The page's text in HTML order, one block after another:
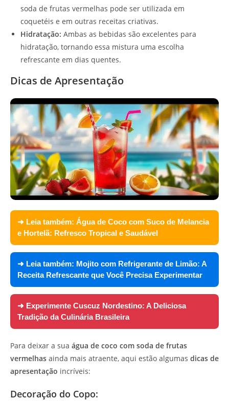
soda de frutas vermelhas pode ser utilizada em
coquetéis e em outras receitas criativas.
Hidratação: Ambas as bebidas são excelentes para
hidratação, tornando essa mistura uma escolha
refrescante em dias quentes.
Dicas de Apresentação
➜ Leia também: Água de Coco com Suco de Melancia
e Hortelã: Refresco Tropical e Saudável
➜ Leia também: Mojito com Refrigerante de Limão: A
Receita Refrescante que Você Precisa Experimentar
➜ Experimente Cuscuz Nordestino: A Deliciosa
Tradição da Culinária Brasileira
Para deixar a sua água de coco com soda de frutas
vermelhas ainda mais atraente, aqui estão algumas dicas de
apresentação incríveis:
Decoração do Copo: